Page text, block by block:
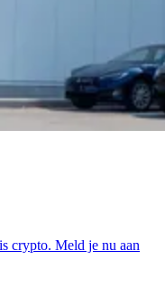
crypto. Meld je nu aan